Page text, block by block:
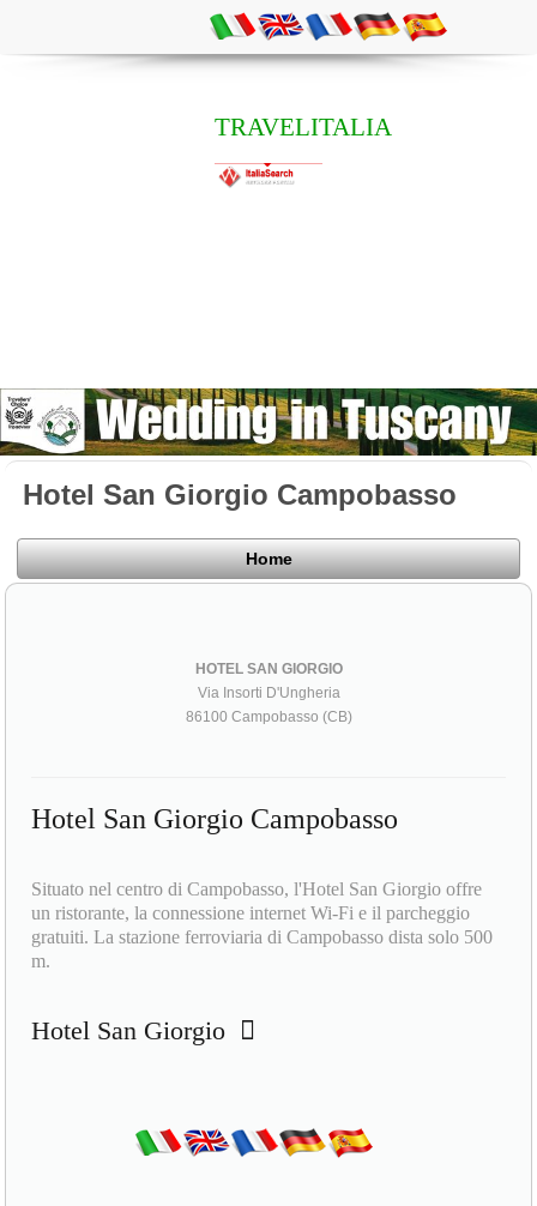
TRAVELITALIA
Hotel San Giorgio Campobasso
Home
HOTEL SAN GIORGIO
Via Insorti D'Ungheria
86100 Campobasso (CB)
Hotel San Giorgio Campobasso
Situato nel centro di Campobasso, l'Hotel San Giorgio offre
un ristorante, la connessione internet Wi-Fi e il parcheggio
gratuiti. La stazione ferroviaria di Campobasso dista solo 500
m.
Hotel San Giorgio